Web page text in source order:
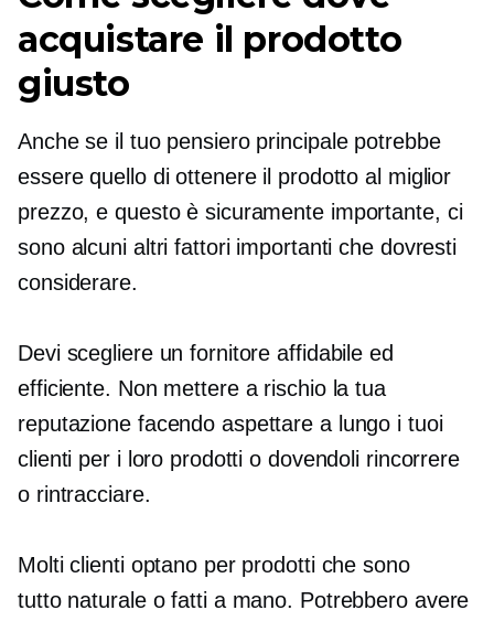
acquistare il prodotto
giusto
Anche se il tuo pensiero principale potrebbe
essere quello di ottenere il prodotto al miglior
prezzo, e questo è sicuramente importante, ci
sono alcuni altri fattori importanti che dovresti
considerare.
Devi scegliere un fornitore affidabile ed
efficiente. Non mettere a rischio la tua
reputazione facendo aspettare a lungo i tuoi
clienti per i loro prodotti o dovendoli rincorrere
o rintracciare.
Molti clienti optano per prodotti che sono
tutto naturaleo fatti a mano. Potrebbero avere